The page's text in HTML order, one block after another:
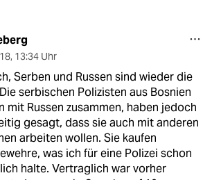
, 13:34 Uhr
Serben und Russen sind wieder die
serbischen Polizisten aus Bosnien
mit Russen zusammen, haben jedoch
gesagt, dass sie auch mit anderen
arbeiten wollen. Sie kaufen
was ich für eine Polizei schon
halte. Vertraglich war vorher